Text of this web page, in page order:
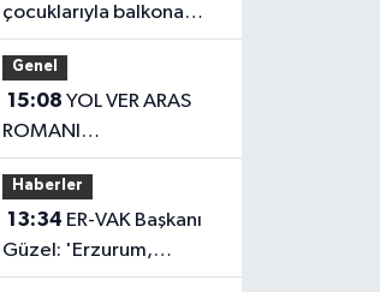
çocuklarıyla balkona
çıkan uzaklaştırma
kararlı koca ikna edildi
Genel
15:08
ROMANI
OKUYUCUSUYLA
BULUŞTU
Haberler
13:34
Güzel: 'Erzurum,
savunma sanayii